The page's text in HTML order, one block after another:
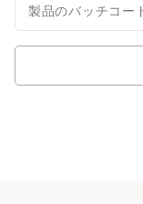
マーからなる保湿・
ス(整肌成分) *6 ムラ
テスロクスブルギ種
*9 イチゴノキ果実エ
製品のバッチコー